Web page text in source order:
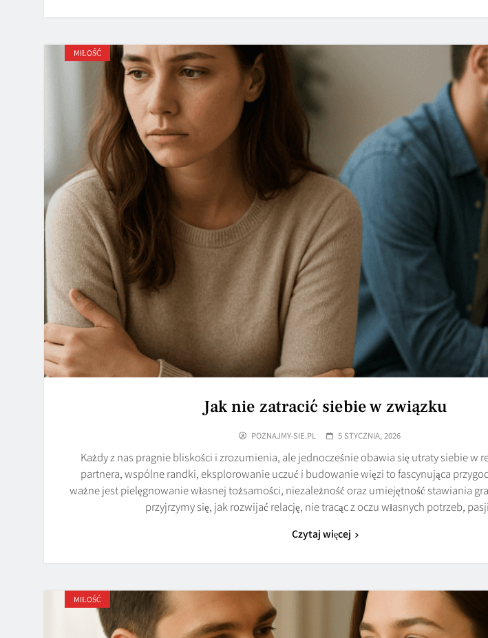
MIŁOŚĆ
Jak nie zatracić siebie w związku
POZNAJMY-SIE.PL 5 STYCZNIA, 2026
Każdy z nas pragnie bliskości i zrozumienia, ale jednocześnie obawia się utraty siebie w
partnera, wspólne randki, eksplorowanie uczuć i budowanie więzi to fascynująca
ważne jest pielęgnowanie własnej tożsamości, niezależność oraz umiejętność stawiania
przyjrzymy się, jak rozwijać relację, nie tracąc z oczu własnych potrzeb,
Czytaj więcej
MIŁOŚĆ